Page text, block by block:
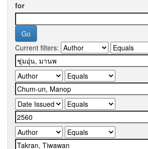
for
Current filters: